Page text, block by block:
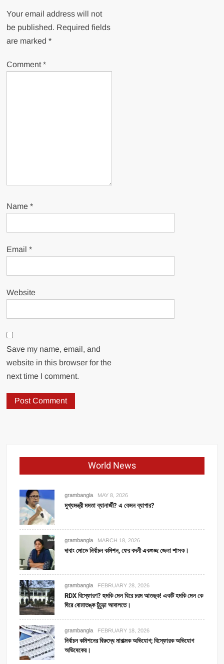
Your email address will not
be published. Required fields
are marked*
Comment*
Name*
Email*
Website
Save my name, email, and
website in this browser for the
next time I comment.
World News
grambangla MAY 8, 2026
মুখ্যমন্ত্রী মমতা ব্যানার্জী? এ কেমন ব্যাপার?
grambangla MARCH 18, 2026
দাবাং মোডে নির্বাচন কমিশন, ফের বদলী একগুচ্ছ জেলা শাসক।
grambangla FEBRUARY 28, 2026
RDX বিস্ফোরণ? হুমকি মেল ঘিরে চরম আতঙ্ক! একটি হমকি মেল কে
ঘিরে বোমাতঙ্ক চুঁচুড়া আদালতে।
grambangla FEBRUARY 18, 2026
নির্বাচন কমিশনের বিরুদ্ধে মারাত্মক অভিযোগ; বিস্ফোরক অভিযোগ
অভিষেকের।